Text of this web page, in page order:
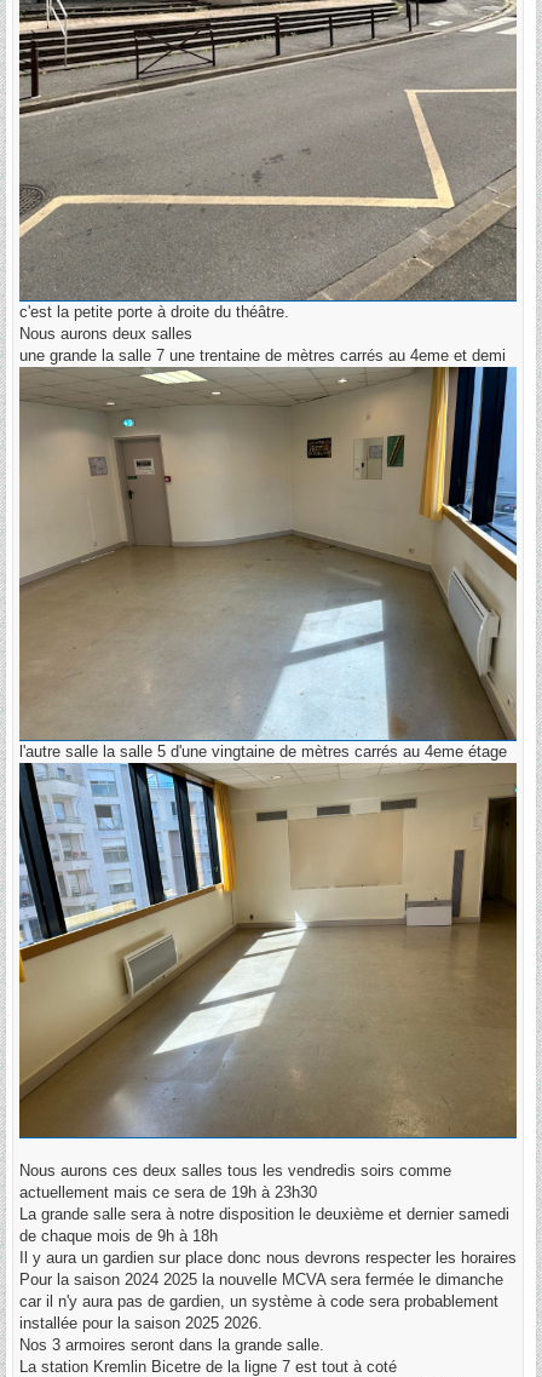
c'est la petite porte à droite du théâtre.
Nous aurons deux salles
une grande la salle 7 une trentaine de mètres carrés au 4eme et demi
l'autre salle la salle 5 d'une vingtaine de mètres carrés au 4eme étage
Nous aurons ces deux salles tous les vendredis soirs comme
actuellement mais ce sera de 19h à 23h30
La grande salle sera à notre disposition le deuxième et dernier samedi
de chaque mois de 9h à 18h
Il y aura un gardien sur place donc nous devrons respecter les horaires
Pour la saison 2024 2025 la nouvelle MCVA sera fermée le dimanche
car il n'y aura pas de gardien, un système à code sera probablement
installée pour la saison 2025 2026.
Nos 3 armoires seront dans la grande salle.
La station Kremlin Bicetre de la ligne 7 est tout à coté